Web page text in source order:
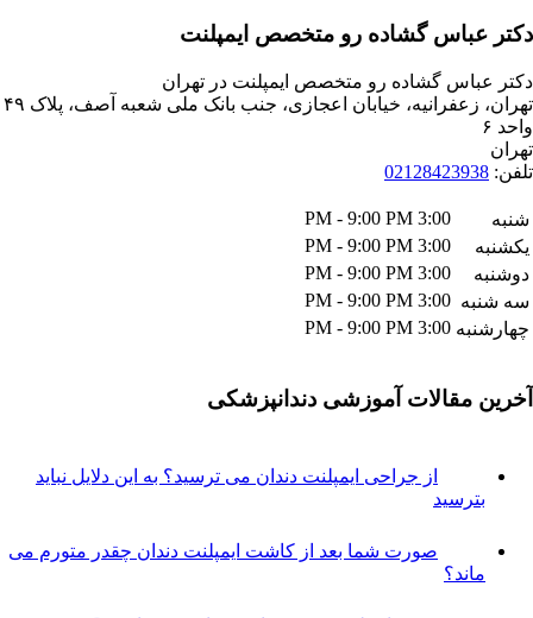
گشاده رو متخصص ایمپلنت
گشاده رو متخصص ایمپلنت در تهران
تهران، زعفرانیه، خیابان اعجازی، جنب بانک ملی شعبه آصف، پلاک ۴۹
3:00 PM - 9:00 PM
3:00 PM - 9:00 PM
3:00 PM - 9:00 PM
3:00 PM - 9:00 PM
3:00 PM - 9:00 PM
مقالات آموزشی دندانپزشکی
از جراحی ایمپلنت دندان می ترسید؟ به این دلایل نباید
صورت شما بعد از کاشت ایمپلنت دندان چقدر متورم می